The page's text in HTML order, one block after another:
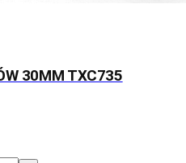
30MM TXC735